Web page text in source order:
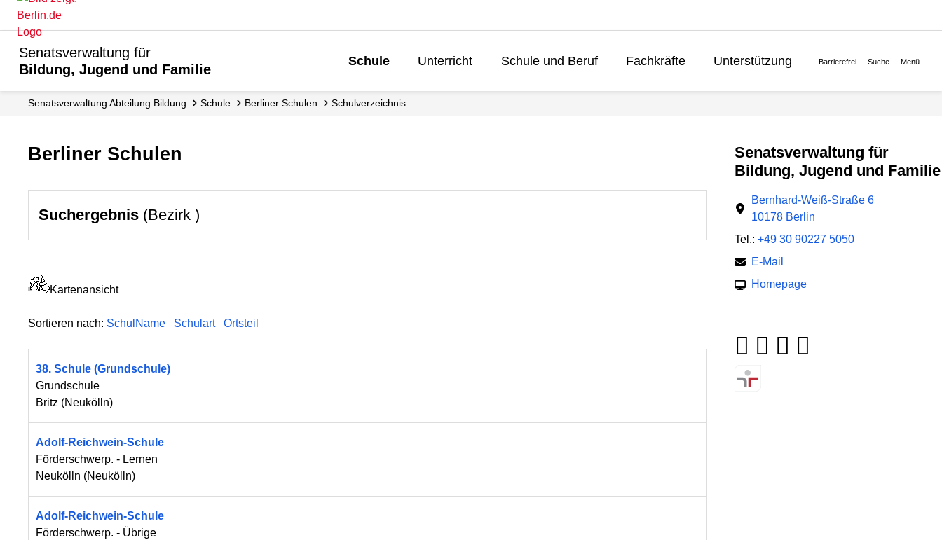
Senatsverwaltung für
Bildung, Jugend und Familie
Schule Unterricht Schule und Beruf Fachkräfte
Unterstützung
Barrierefrei Suche Menü
Senats­verwaltung Abteilung Bildung Schule Berliner Schulen Schul­verzeichnis
Berliner Schulen
Suchergebnis (Bezirk )
Kartenansicht
Sortieren nach: SchulName Schulart Ortsteil
38. Schule (Grundschule)
Grundschule
Britz (Neukölln)
Adolf-Reichwein-Schule
Förderschwerp. - Lernen
Neukölln (Neukölln)
Adolf-Reichwein-Schule
Förderschwerp. - Übrige
Senatsverwaltung für
Bildung, Jugend und Familie
Bernhard-Weiß-Straße 6
10178 Berlin
Tel.: +49 30 90227 5050
E-Mail
Homepage